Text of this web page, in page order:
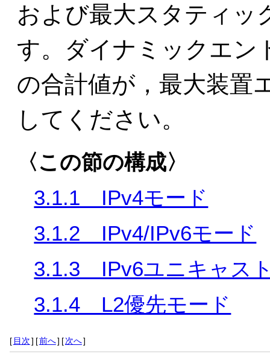
および最大スタティッ
す。ダイナミックエン
の合計値が，最大装置
してください。
〈この節の構成〉
3.1.1 IPv4モード
3.1.2 IPv4/IPv6モード
3.1.3 IPv6ユニキャス
3.1.4 L2優先モード
[ 目次] [前へ] [次へ]